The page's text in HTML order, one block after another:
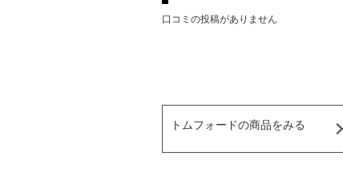
口コミの投稿がありません
トムフォードの商品をみる